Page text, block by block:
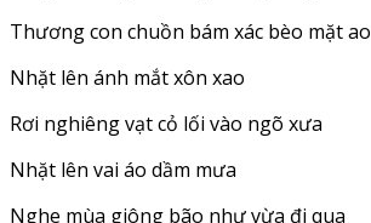
Thương con chuồn bám xác bèo mặt ao
Nhặt lên ánh mắt xôn xao
Rơi nghiêng vạt cỏ lối vào ngõ xưa
Nhặt lên vai áo dầm mưa
Nghe mùa giông bão như vừa đi qua